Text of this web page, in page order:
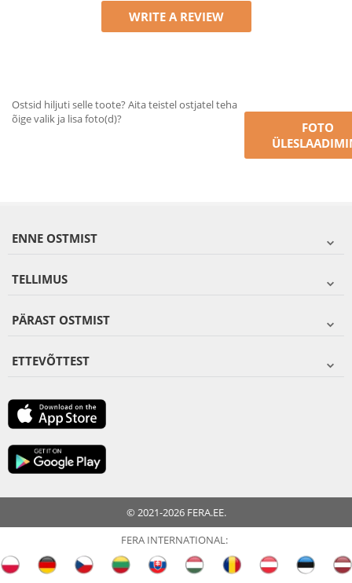
WRITE A REVIEW
Ostsid hiljuti selle toote? Aita teistel ostjatel teha
õige valik ja lisa foto(d)?
FOTO
ENNE OSTMIST
TELLIMUS
PÄRAST OSTMIST
ETTEVÕTTEST
© 2021-2026 FERA.EE.
FERA INTERNATIONAL: